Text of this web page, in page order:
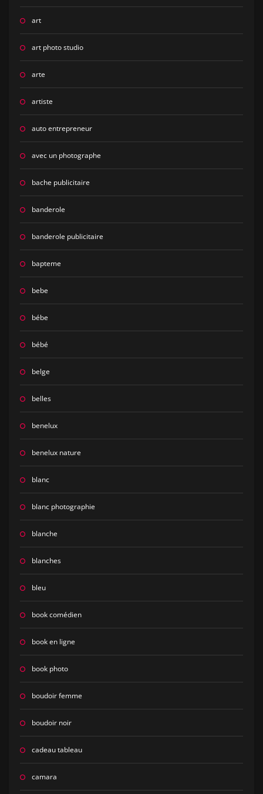
art
art photo studio
arte
artiste
auto entrepreneur
avec un photographe
bache publicitaire
banderole
banderole publicitaire
bapteme
bebe
bébe
bébé
belge
belles
benelux
benelux nature
blanc
blanc photographie
blanche
blanches
bleu
book comédien
book en ligne
book photo
boudoir femme
boudoir noir
cadeau tableau
camara